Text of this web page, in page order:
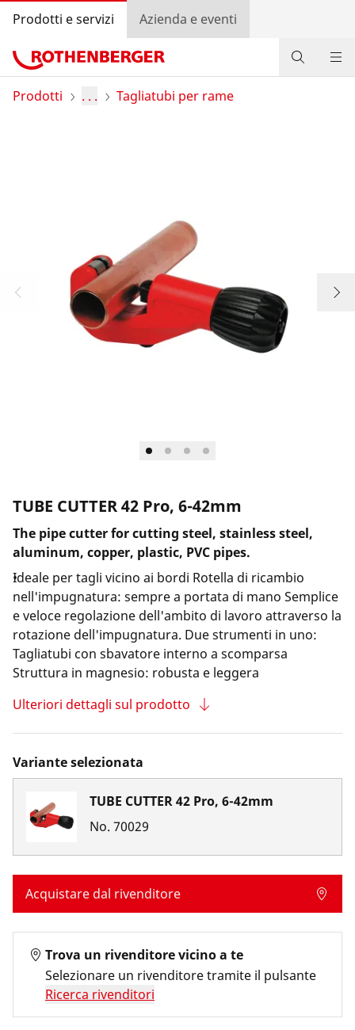
Prodotti e servizi Azienda e eventi
Prodotti
Accedi
Selezione del Paese
Prodotti . . . Tagliatubi per rame
TUBE CUTTER 42 Pro, 6-42mm
The pipe cutter for cutting steel, stainless steel,
aluminum, copper, plastic, PVC pipes.
Ideale per tagli vicino ai bordi Rotella di ricambio
nell'impugnatura: sempre a portata di mano Semplice
e veloce regolazione dell'ambito di lavoro attraverso la
rotazione dell'impugnatura. Due strumenti in uno:
Tagliatubi con sbavatore interno a scomparsa
Struttura in magnesio: robusta e leggera
Ulteriori dettagli sul prodotto
Variante selezionata
TUBE CUTTER 42 Pro, 6-42mm
No. 70029
Acquistare dal rivenditore
Trova un rivenditore vicino a te
Selezionare un rivenditore tramite il pulsante
Ricerca rivenditori